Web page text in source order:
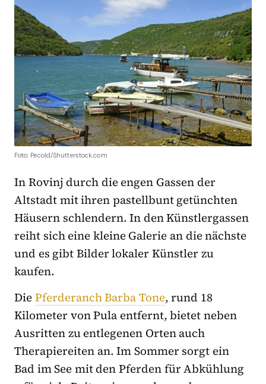
Foto: Pecold/Shutterstock.com
In Rovinj durch die engen Gassen der
Altstadt mit ihren pastellbunt getünchten
Häusern schlendern. In den Künstlergassen
reiht sich eine kleine Galerie an die nächste
und es gibt Bilder lokaler Künstler zu
kaufen.
DiePferderanch Barba Tone, rund 18
Kilometer von Pula entfernt, bietet neben
Ausritten zu entlegenen Orten auch
Therapiereiten an. Im Sommer sorgt ein
Bad im See mit den Pferden für Abkühlung